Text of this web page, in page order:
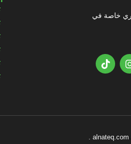
خاصة في